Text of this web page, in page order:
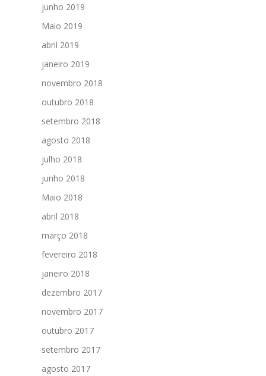
junho 2019
Maio 2019
abril 2019
janeiro 2019
novembro 2018
outubro 2018
setembro 2018
agosto 2018
julho 2018
junho 2018
Maio 2018
abril 2018
março 2018
fevereiro 2018
janeiro 2018
dezembro 2017
novembro 2017
outubro 2017
setembro 2017
agosto 2017